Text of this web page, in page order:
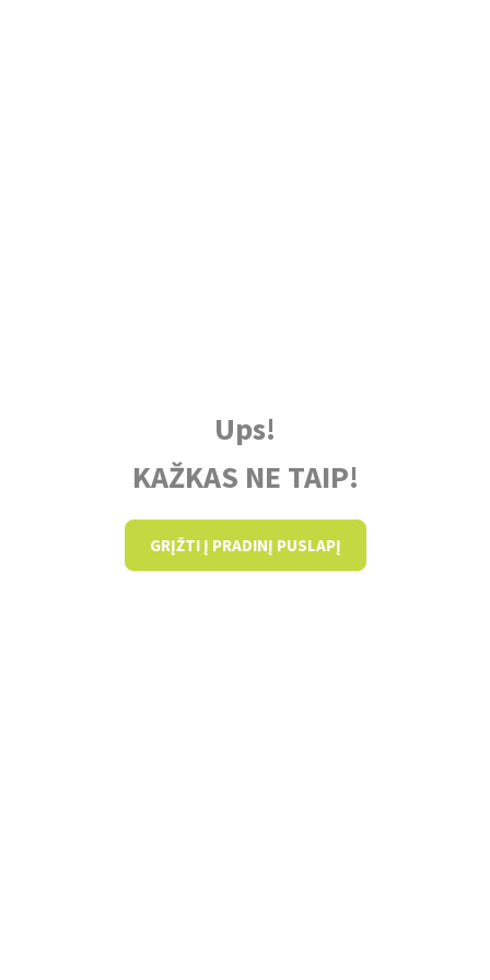
Ups!
KAŽKAS NE TAIP!
GRĮŽTI Į PRADINĮ PUSLAPĮ